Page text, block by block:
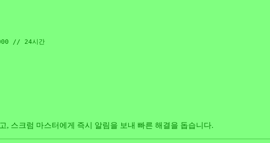
// 24시간
, 스크럼 마스터에게 즉시 알림을 보내 빠른 해결을 돕습니다.